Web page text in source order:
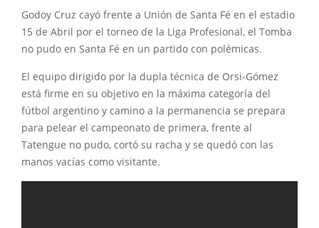
Godoy Cruz cayó frente a Unión de Santa Fé en el estadio
15 de Abril por el torneo de la Liga Profesional, el Tomba
no pudo en Santa Fé en un partido con polémicas.
El equipo dirigido por la dupla técnica de Orsi-Gómez
está firme en su objetivo en la máxima categoría del
fútbol argentino y camino a la permanencia se prepara
para pelear el campeonato de primera, frente al
Tatengue no pudo, cortó su racha y se quedó con las
manos vacías como visitante.